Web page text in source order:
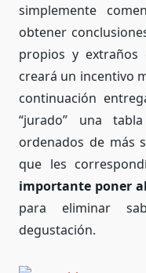
simplemente
obtener
propios y extraños
creará un incentivo
continuación
“jurado” una
ordenados de más
que les
importante poner
para eliminar
degustación.